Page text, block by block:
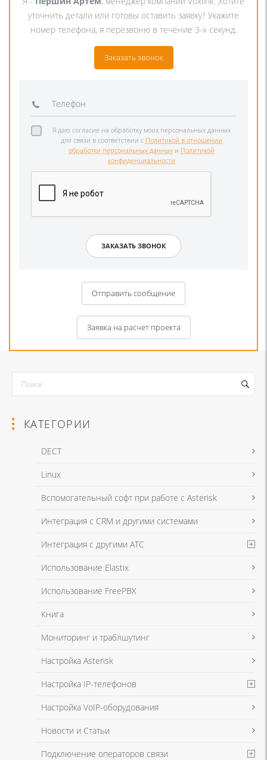
уточнить детали или готовы оставить заявку? Укажите
номер телефона, я перезвоню в течение 3-х секунд.
Заказать звонок
Я даю согласие на обработку моих персональных данных
для связи в соответствии с Политикой в отношении
обработки персональных данных и Политикой
конфиденциальности
Отправить сообщение
Я даю согласие на обработку моих персональных данных для связи
в соответствии с Политикой в отношении обработки персональных
Заявка на расчет проекта
Я даю согласие на обработку моих персональных данных для связи
в соответствии с Политикой в отношении обработки персональных
КАТЕГОРИИ
DECT
Linux
Вспомогательный софт при работе с Asterisk
Интеграция с CRM и другими системами
Интеграция с другими АТС
Использование Elastix
Использование FreePBX
Книга
Мониторинг и траблшутинг
Настройка Asterisk
Настройка IP-телефонов
Настройка VoIP-оборудования
Новости и Статьи
Подключение операторов связи